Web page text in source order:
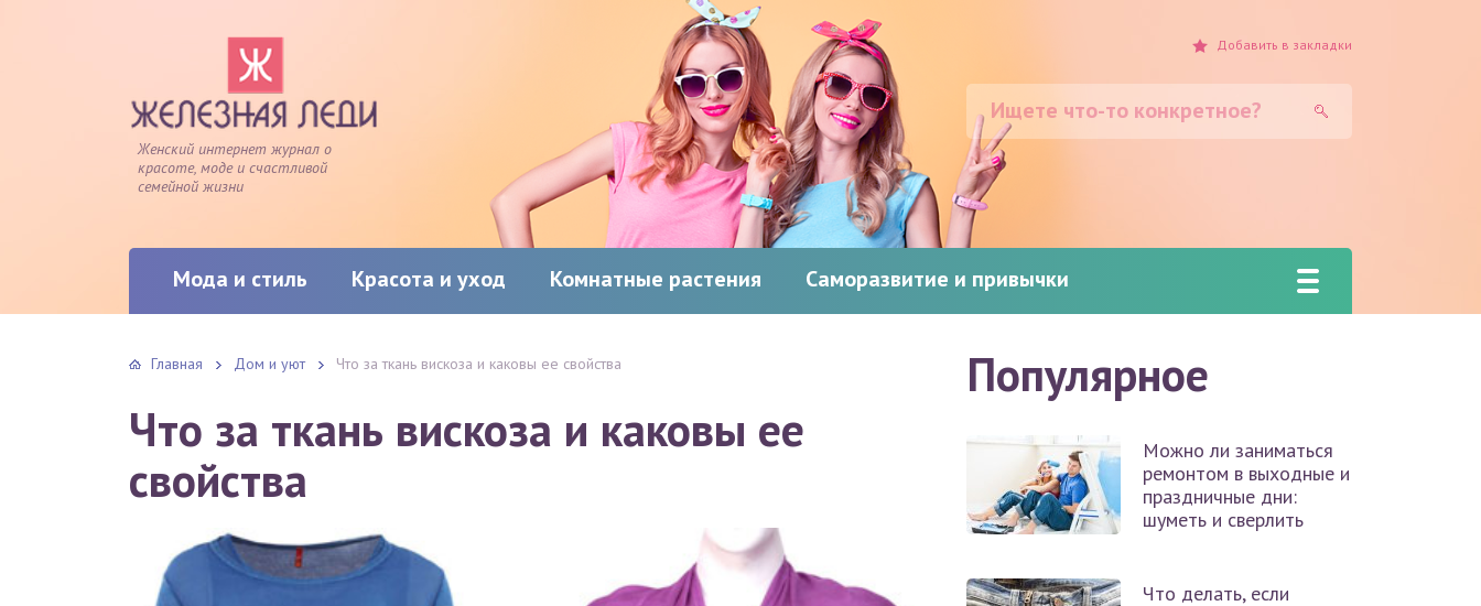
Женский интернет журнал о
красоте, моде и счастливой
семейной жизни
Мода и стиль Красота и уход Комнатные растения Саморазвитие и привычки
Добавить в закладки
Главная Дом и уют Что за ткань вискоза и каковы ее свойства
Что за ткань вискоза и каковы ее
свойства
Популярное
Можно ли заниматься
ремонтом в выходные и
праздничные дни:
шуметь и сверлить
Что делать, если